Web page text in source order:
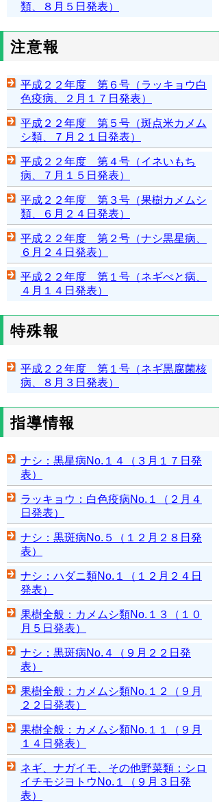
類、８月５日発表）
注意報
平成２２年度 第６号（ラッキョウ白
色疫病、２月１７日発表）
平成２２年度 第５号（斑点米カメム
シ類、７月２１日発表）
平成２２年度 第４号（イネいもち
病、７月１５日発表）
平成２２年度 第３号（果樹カメムシ
類、６月２４日発表）
平成２２年度 第２号（ナシ黒星病、
６月２４日発表）
平成２２年度 第１号（ネギべと病、
４月１４日発表）
特殊報
平成２２年度 第１号（ネギ黒腐菌核
病、８月３日発表）
指導情報
ナシ：黒星病No.１４（３月１７日発
表）
ラッキョウ：白色疫病No.１（２月４
日発表）
ナシ：黒斑病No.５（１２月２８日発
表）
ナシ：ハダニ類No.１（１２月２４日
発表）
果樹全般：カメムシ類No.１３（１０
月５日発表）
ナシ：黒斑病No.４（９月２２日発
表）
果樹全般：カメムシ類No.１２（９月
２２日発表）
果樹全般：カメムシ類No.１１（９月
１４日発表）
ネギ、ナガイモ、その他野菜類：シロ
イチモジヨトウNo.１（９月３日発
表）